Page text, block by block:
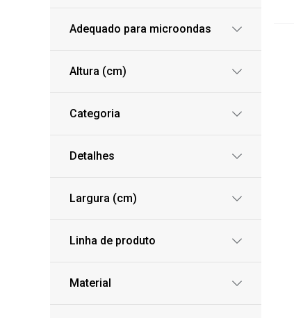
Adequado para microondas
Altura (cm)
Categoria
Detalhes
Largura (cm)
Linha de produto
Material